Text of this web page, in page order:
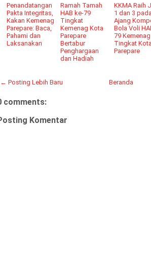
Penandatangan
Pakta Integritas,
Kakan Kemenag
Parepare: Baca,
Pahami dan
Laksanakan
Ramah Tamah
HAB ke-79
Tingkat
Kemenag Kota
Parepare
Bertabur
Penghargaan
dan Hadiah
KKMA Raih
1 dan 3 pada
Ajang
Bola Voli
79 Kemenag
Tingkat Kota
Parepare
← Posting Lebih Baru Beranda
comments:
Komentar